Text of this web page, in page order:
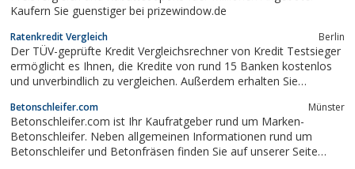
Kaufern Sie guenstiger bei prizewindow.de
Ratenkredit Vergleich Berlin
Der TÜV-geprüfte Kredit Vergleichsrechner von Kredit Testsieger
ermöglicht es Ihnen, die Kredite von rund 15 Banken kostenlos
und unverbindlich zu vergleichen. Außerdem erhalten Sie
Service-Telefon.
Betonschleifer.com Münster
Betonschleifer.com ist Ihr Kaufratgeber rund um Marken-
Betonschleifer. Neben allgemeinen Informationen rund um
Betonschleifer und Betonfräsen finden Sie auf unserer Seite